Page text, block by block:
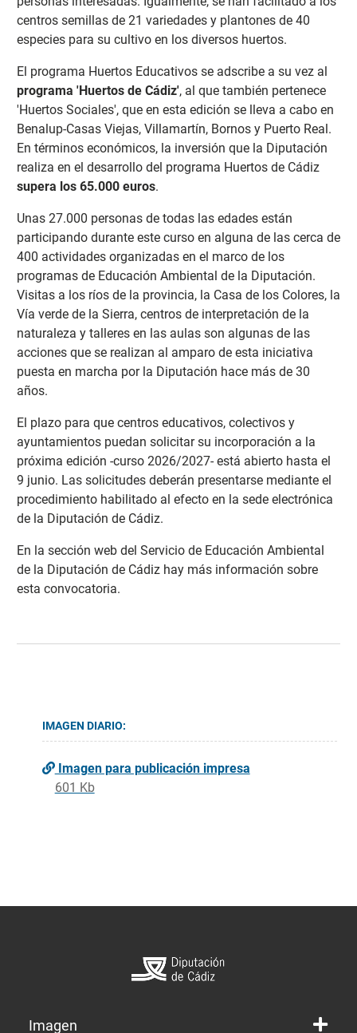
centros semillas de 21 variedades y plantones de 40
especies para su cultivo en los diversos huertos.
El programa Huertos Educativos se adscribe a su vez al
programa 'Huertos de Cádiz', al que también pertenece
'Huertos Sociales', que en esta edición se lleva a cabo en
Benalup-Casas Viejas, Villamartín, Bornos y Puerto Real.
En términos económicos, la inversión que la Diputación
realiza en el desarrollo del programa Huertos de Cádiz
supera los 65.000 euros.
Unas 27.000 personas de todas las edades están
participando durante este curso en alguna de las cerca de
400 actividades organizadas en el marco de los
programas de Educación Ambiental de la Diputación.
Visitas a los ríos de la provincia, la Casa de los Colores, la
Vía verde de la Sierra, centros de interpretación de la
naturaleza y talleres en las aulas son algunas de las
acciones que se realizan al amparo de esta iniciativa
puesta en marcha por la Diputación hace más de 30
años.
El plazo para que centros educativos, colectivos y
ayuntamientos puedan solicitar su incorporación a la
próxima edición -curso 2026/2027- está abierto hasta el
9 junio. Las solicitudes deberán presentarse mediante el
procedimiento habilitado al efecto en la sede electrónica
de la Diputación de Cádiz.
En la sección web del Servicio de Educación Ambiental
de la Diputación de Cádiz hay más información sobre
esta convocatoria.
IMAGEN DIARIO:
Imagen para publicación impresa
601 Kb
Imagen